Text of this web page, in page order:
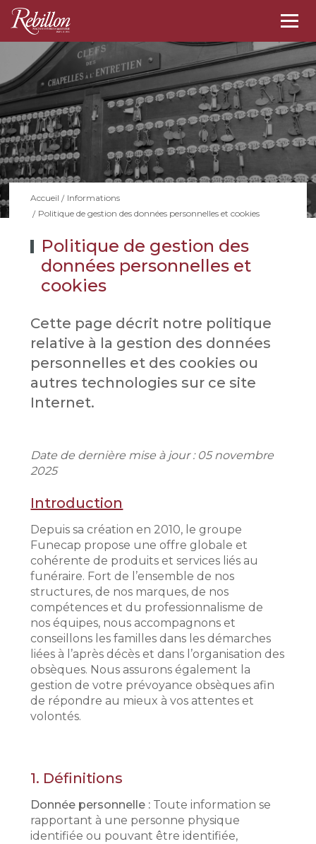
Accueil
Informations
Politique de gestion des données personnelles et cookies
Politique de gestion des
données personnelles et
cookies
Cette page décrit notre politique
relative à la gestion des données
personnelles et des cookies ou
autres technologies sur ce site
Internet.
Date de dernière mise à jour : 05 novembre
2025
Introduction
Depuis sa création en 2010, le groupe
Funecap propose une offre globale et
cohérente de produits et services liés au
funéraire. Fort de l’ensemble de nos
structures, de nos marques, de nos
compétences et du professionnalisme de
nos équipes, nous accompagnons et
conseillons les familles dans les démarches
liées à l’après décès et dans l’organisation des
obsèques. Nous assurons également la
gestion de votre prévoyance obsèques afin
de répondre au mieux à vos attentes et
volontés.
1. Définitions
Donnée personnelle : Toute information se
rapportant à une personne physique
identifiée ou pouvant être identifiée,